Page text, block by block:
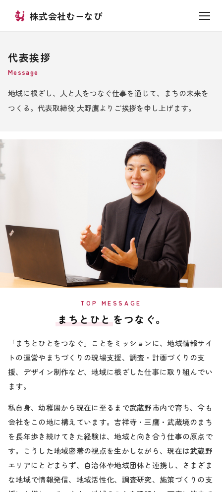
株式会社むーなび
代表挨拶
Message
地域に根ざし、人と人をつなぐ仕事を通じて、まちの未来を
つくる。 代表取締役 大野鷹よりご挨拶を申し上げます。
TOP MESSAGE
まちとひと をつなぐ。
「まちとひとをつなぐ」ことをミッションに、地域情報サイ
トの運営やまちづくりの現場支援、調査・計画づくりの支
援、デザイン制作など、地域に根ざした仕事に取り組んでい
ます。
私自身、幼稚園から現在に至るまで武蔵野市内で育ち、今も
会社をこの地に構えています。吉祥寺・三鷹・武蔵境のまち
を長年歩き続けてきた経験は、地域と向き合う仕事の原点で
す。こうした地域密着の視点を生かしながら、現在は武蔵野
エリアにとどまらず、自治体や地域団体と連携し、さまざま
な地域で情報発信、地域活性化、調査研究、施策づくりの支